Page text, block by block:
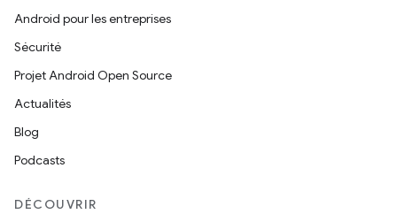
Android pour les entreprises
Sécurité
Projet Android Open Source
Actualités
Blog
Podcasts
DÉCOUVRIR